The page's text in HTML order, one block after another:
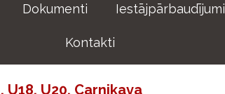
Dokumenti Iestājpārbaudījumi
Kontakti
U20, Carnikava